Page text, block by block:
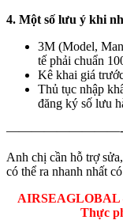
4. Một số lưu ý khi
3M (Model,
tế phải chuẩn
Kê khai giá
Thủ tục nhập
đăng ký số lưu
—————————-
Anh chị cần hỗ trợ
có thể ra nhanh nhất
AIRSEAGLOBAL
Thực